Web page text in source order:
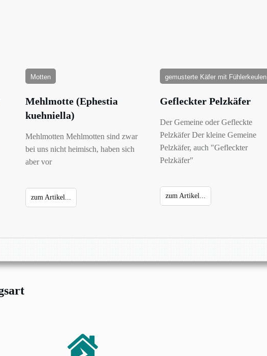
Motten
Mehlmotte (Ephestia
kuehniella)
Mehlmotten Mehlmotten sind zwar
bei uns nicht heimisch, haben sich
aber vor
zum Artikel...
gemusterte Käfer mit Fühlerkeulen
Gefleckter Pelzkäfer
Der Gemeine oder Gefleckte
Pelzkäfer Der kleine Gemeine
Pelzkäfer, auch "Gefleckter
Pelzkäfer"
zum Artikel...